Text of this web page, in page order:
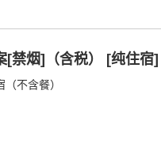
[禁烟]（含税） [纯住宿]
（不含餐）